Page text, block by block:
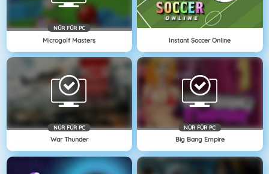
NÜR FÜR PC
Microgolf Masters Instant Soccer Online
NÜR FÜR PC
War Thunder
NÜR FÜR PC
Big Bang Empire